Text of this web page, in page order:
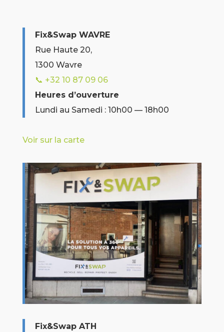
Fix&Swap WAVRE
Rue Haute 20,
1300 Wavre
📞 +32 10 87 09 06
Heures d’ouverture
Lundi au Samedi : 10h00 — 18h00
Voir sur la carte
Fix&Swap ATH